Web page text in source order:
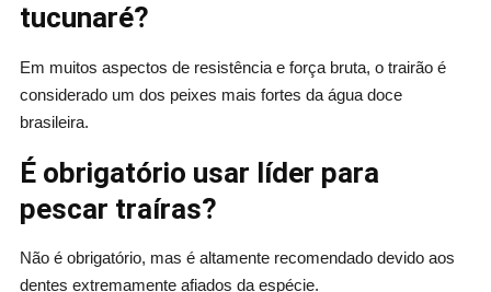
tucunaré?
Em muitos aspectos de resistência e força bruta, o trairão é
considerado um dos peixes mais fortes da água doce
brasileira.
É obrigatório usar líder para
pescar traíras?
Não é obrigatório, mas é altamente recomendado devido aos
dentes extremamente afiados da espécie.